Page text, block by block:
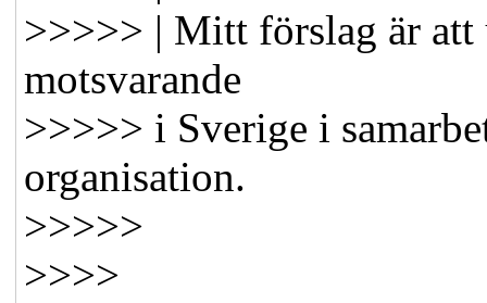
>>>>> | Mitt förslag är att
motsvarande
>>>>> i Sverige i
organisation.
>>>>>
>>>>